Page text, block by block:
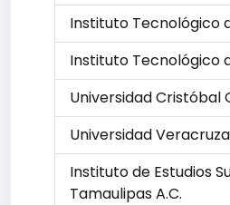
Instituto Tecnológico
Instituto Tecnológico
Universidad Cristóbal
Universidad
Instituto de Estudios
Tamaulipas A.C.